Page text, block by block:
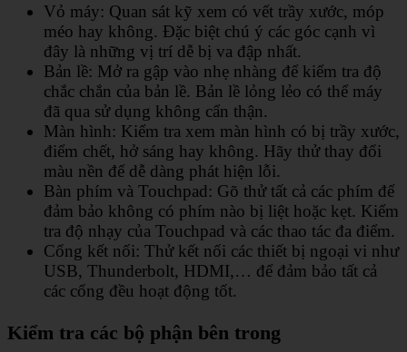
Vỏ máy: Quan sát kỹ xem có vết trầy xước, móp
méo hay không. Đặc biệt chú ý các góc cạnh vì
đây là những vị trí dễ bị va đập nhất.
Bản lề: Mở ra gập vào nhẹ nhàng để kiểm tra độ
chắc chắn của bản lề. Bản lề lỏng lẻo có thể máy
đã qua sử dụng không cẩn thận.
Màn hình: Kiểm tra xem màn hình có bị trầy xước,
điểm chết, hở sáng hay không. Hãy thử thay đổi
màu nền để dễ dàng phát hiện lỗi.
Bàn phím và Touchpad: Gõ thử tất cả các phím để
đảm bảo không có phím nào bị liệt hoặc kẹt. Kiểm
tra độ nhạy của Touchpad và các thao tác đa điểm.
Cổng kết nối: Thử kết nối các thiết bị ngoại vi như
USB, Thunderbolt, HDMI,… để đảm bảo tất cả
các cổng đều hoạt động tốt.
Kiểm tra các bộ phận bên trong